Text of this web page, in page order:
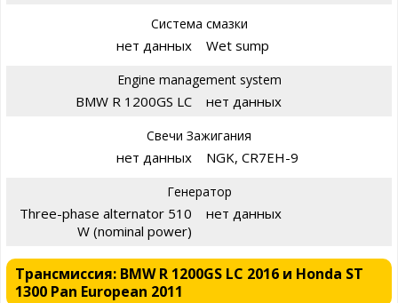
Система смазки
нет данных Wet sump
Engine management system
BMW R 1200GS LC нет данных
Свечи Зажигания
нет данных NGK, CR7EH-9
Генератор
Three-phase alternator 510
W (nominal power)
нет данных
Трансмиссия: BMW R 1200GS LC 2016 и Honda ST
1300 Pan European 2011